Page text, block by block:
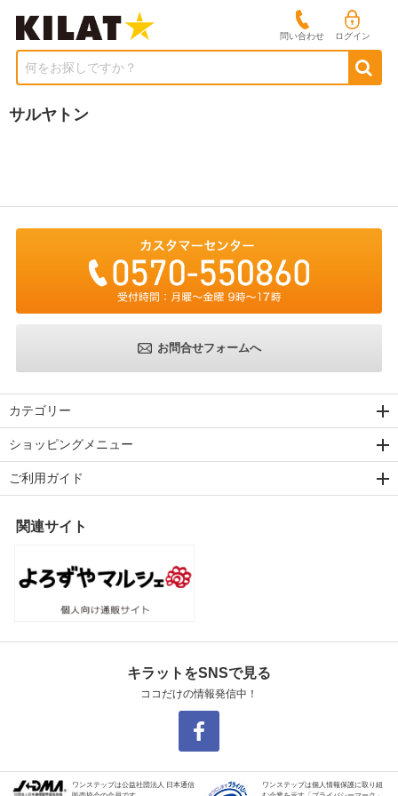
問い合わせ ログイン
何をお探しですか？
サルヤトン
お問合せフォームへ
カテゴリー
ショッピングメニュー
ご利用ガイド
関連サイト
キラットをSNSで見る
ココだけの情報発信中！
ワンステップは公益社団法人 日本通信
ワンステップは個人情報保護に取り組